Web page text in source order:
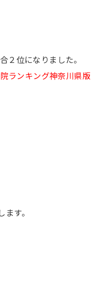
２位になりました。
ランキング神奈川県版
す。